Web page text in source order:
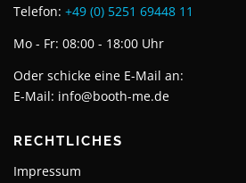
Telefon: +49 (0) 5251 69448 11
Mo - Fr: 08:00 - 18:00 Uhr
Oder schicke eine E-Mail an:
E-Mail: info@booth-me.de
RECHTLICHES
Impressum